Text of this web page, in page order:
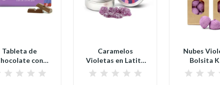
Tableta de
con
Leche con
Envoltorio...
Caramelos
Violetas en Latita
Redonda XL...
Nubes
Bolsita